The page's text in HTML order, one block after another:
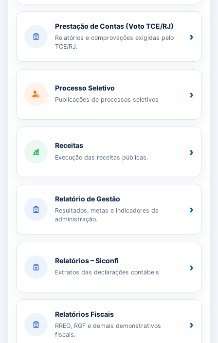
Prestação de Contas (Voto TCE/RJ)
Relatórios e comprovações exigidas pelo
TCE/RJ.
›
Processo Seletivo
Publicações de processos seletivos ›
Receitas
Execução das receitas públicas. ›
Relatório de Gestão
Resultados, metas e indicadores da
administração.
›
Relatórios – Siconfi
Extratos das declarações contábeis ›
Relatórios Fiscais
RREO, RGF e demais demonstrativos
fiscais.
›